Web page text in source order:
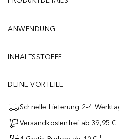
ANWENDUNG
INHALTSSTOFFE
DEINE VORTEILE
Schnelle Lieferung 2–4
Versandkostenfrei ab 39,95 €